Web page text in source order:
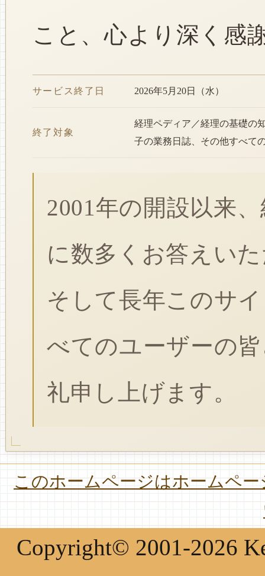
こと、心より深く感
サービス終了日 2026年5月20日（水）
終了対象
経理ペディア／経理の基礎の
子の業務日誌、その他すべて
2001年の開設以来
に数多くお答えい
そして長年このサ
べてのユーザーの
礼申し上げます。
このホームページはホームペ
Copyright© 2001-2026